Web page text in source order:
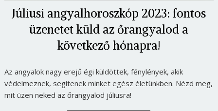
Júliusi angyalhoroszkóp 2023: fontos
üzenetet küld az őrangyalod a
következő hónapra!
Az angyalok nagy erejű égi küldöttek, fénylények, akik
védelmeznek, segítenek minket egész életünkben. Nézd meg,
mit üzen neked az őrangyalod júliusra!